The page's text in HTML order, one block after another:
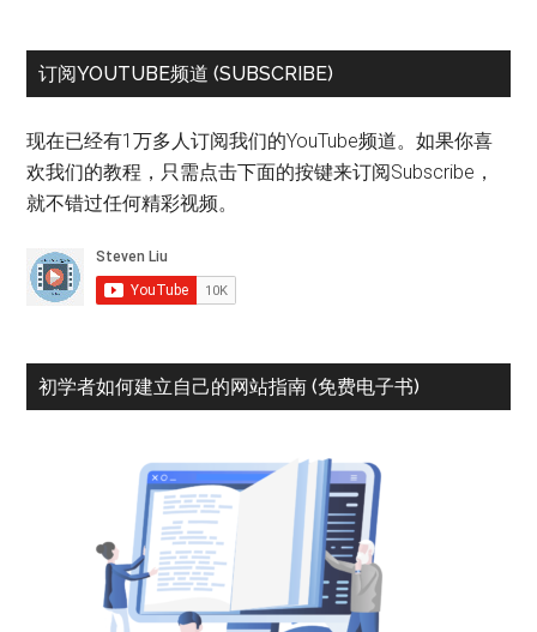
订阅YOUTUBE频道 (SUBSCRIBE)
现在已经有1万多人订阅我们的YouTube频道。如果你喜
欢我们的教程，只需点击下面的按键来订阅Subscribe，
就不错过任何精彩视频。
初学者如何建立自己的网站指南 (免费电子书)